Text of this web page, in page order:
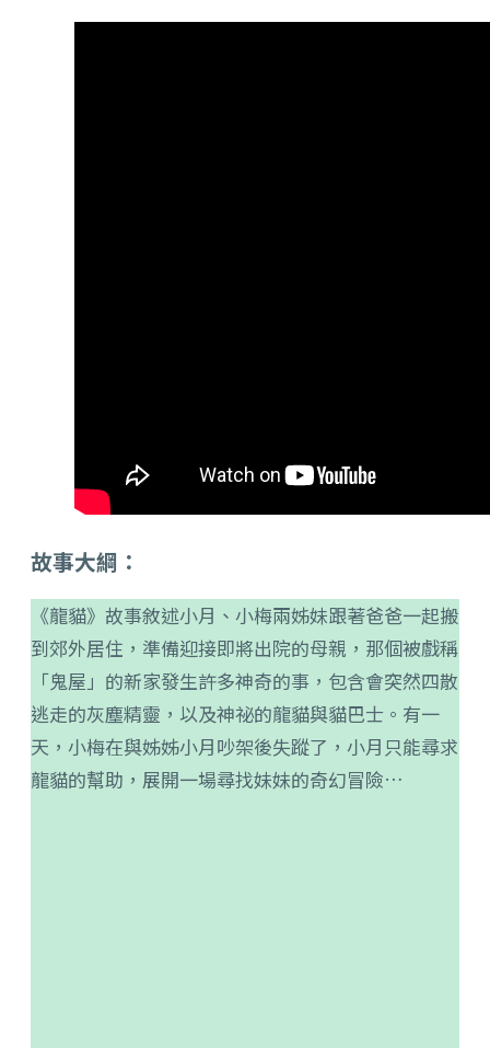
故事大綱：
《龍貓》故事敘述小月、小梅兩姊妹跟著爸爸一起搬
到郊外居住，準備迎接即將出院的母親，那個被戲稱
「鬼屋」的新家發生許多神奇的事，包含會突然四散
逃走的灰塵精靈，以及神祕的龍貓與貓巴士。有一
天，小梅在與姊姊小月吵架後失蹤了，小月只能尋求
龍貓的幫助，展開一場尋找妹妹的奇幻冒險…